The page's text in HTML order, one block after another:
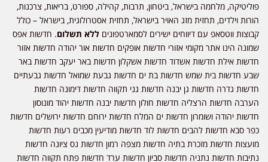
פוליטיקה, מלחמה בישראל, ביטחון, תרבות, קהילה, ספורט, בריאות, צרכנות,
הורות וילדים, תחזית מזג האויר בישראל, תחזית אסטרולוגית, בישראל – כולל
קבוצות ווטסאפ עם דיווחים ישירים לסמארטפונים ללא תשלום. חדשות אפס
שמונה הינו אתר מקומי אזורי חדשות אופקים חדשות אור יהודה חדשות אזור
חדשות אילת חדשות אשדוד חדשות אשקלון חדשות באר יעקב חדשות באר
שבע חדשות בית שמש חדשות בת ים חדשות גבעת שמואל חדשות גבעתיים
חדשות גדרה חדשות גן יבנה חדשות גני תקווה חדשות דימונה חדשות
הערבה חדשות הרצליה חדשות חולון חדשות יבנה חדשות יהוד מונוסון
חדשות יהודה ושומרון חדשות ים המלח חדשות ירוחם חדשות ירושלים חדשות
כפר סבא חדשות להבים חדשות לוד חדשות מודיעין מכבים רעות חדשות
מועצות חדשות מזכרת בתיה חדשות מצפה רמון חדשות נס ציונה חדשות
נתיבות חדשות נתניה חדשות סביון חדשות ערד חדשות פתח תקווה חדשות